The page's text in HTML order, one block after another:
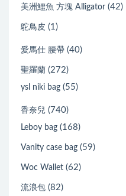
美洲鱷魚 方塊 Alligator (42)
鴕鳥皮 (1)
愛馬仕 腰帶 (40)
聖羅蘭 (272)
ysl niki bag (55)
香奈兒 (740)
Leboy bag (168)
Vanity case bag (59)
Woc Wallet (62)
流浪包 (82)